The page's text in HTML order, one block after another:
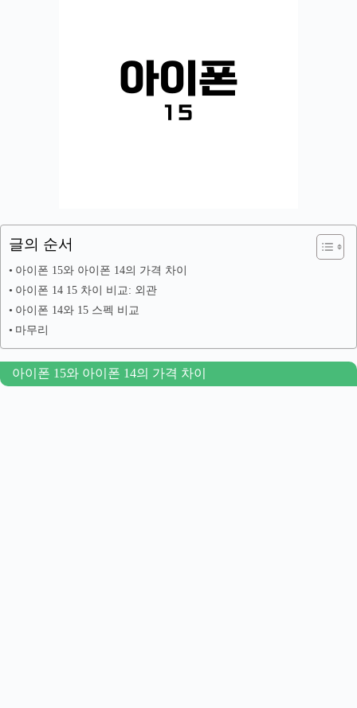
글의 순서
아이폰 15와 아이폰 14의 가격 차이
아이폰 14 15 차이 비교: 외관
아이폰 14와 15 스펙 비교
마무리
아이폰 15와 아이폰 14의 가격 차이